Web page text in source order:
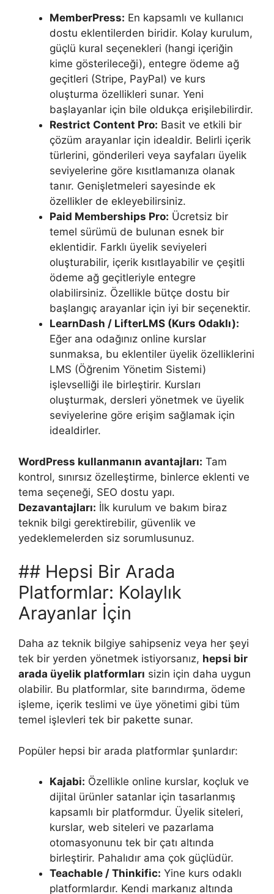
MemberPress: En kapsamlı ve kullanıcı
dostu eklentilerden biridir. Kolay kurulum,
güçlü kural seçenekleri (hangi içeriğin
kime gösterileceği), entegre ödeme ağ
geçitleri (Stripe, PayPal) ve kurs
oluşturma özellikleri sunar. Yeni
başlayanlar için bile oldukça erişilebilirdir.
Restrict Content Pro: Basit ve etkili bir
çözüm arayanlar için idealdir. Belirli içerik
türlerini, gönderileri veya sayfaları üyelik
seviyelerine göre kısıtlamanıza olanak
tanır. Genişletmeleri sayesinde ek
özellikler de ekleyebilirsiniz.
Paid Memberships Pro: Ücretsiz bir
temel sürümü de bulunan esnek bir
eklentidir. Farklı üyelik seviyeleri
oluşturabilir, içerik kısıtlayabilir ve çeşitli
ödeme ağ geçitleriyle entegre
olabilirsiniz. Özellikle bütçe dostu bir
başlangıç arayanlar için iyi bir seçenektir.
LearnDash / LifterLMS (Kurs Odaklı):
Eğer ana odağınız online kurslar
sunmaksa, bu eklentiler üyelik özelliklerini
LMS (Öğrenim Yönetim Sistemi)
işlevselliği ile birleştirir. Kursları
oluşturmak, dersleri yönetmek ve üyelik
seviyelerine göre erişim sağlamak için
idealdirler.
WordPress kullanmanın avantajları: Tam
kontrol, sınırsız özelleştirme, binlerce eklenti ve
tema seçeneği, SEO dostu yapı.
Dezavantajları: İlk kurulum ve bakım biraz
teknik bilgi gerektirebilir, güvenlik ve
yedeklemelerden siz sorumlusunuz.
## Hepsi Bir Arada
Platformlar: Kolaylık
Arayanlar İçin
Daha az teknik bilgiye sahipseniz veya her şeyi
tek bir yerden yönetmek istiyorsanız, hepsi bir
arada üyelik platformları sizin için daha uygun
olabilir. Bu platformlar, site barındırma, ödeme
işleme, içerik teslimi ve üye yönetimi gibi tüm
temel işlevleri tek bir pakette sunar.
Popüler hepsi bir arada platformlar şunlardır:
Kajabi: Özellikle online kurslar, koçluk ve
dijital ürünler satanlar için tasarlanmış
kapsamlı bir platformdur. Üyelik siteleri,
kurslar, web siteleri ve pazarlama
otomasyonunu tek bir çatı altında
birleştirir. Pahalıdır ama çok güçlüdür.
Teachable / Thinkific: Yine kurs odaklı
platformlardır. Kendi markanız altında